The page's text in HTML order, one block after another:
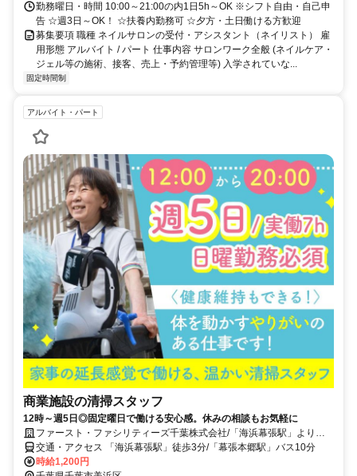
勤務曜日・時間 10:00～21:00の内1日5h～OK ※シフト自由・自己申
告 ☆週3日～OK！ ☆扶養内勤務可 ☆夕方・土日働ける方歓迎
募集要項 職種 ネイルサロンの受付・アシスタント（ネイリスト） 雇
用形態 アルバイト / パート 仕事内容 サロンワーク全般 (ネイルケア・
ジェル等の施術、接客、売上・予約管理等) 入学されていな...
固定時間制
アルバイト・パート
商業施設の清掃スタッフ
12時～週5日◎固定曜日で働ける安心感。休みの相談もお気軽に
ファースト・ファシリティーズ千葉株式会社/「海浜幕張駅」より徒
歩3分の商業施設
交通・アクセス 「海浜幕張駅」徒歩3分/「幕張本郷駅」バス10分
時給1,200円